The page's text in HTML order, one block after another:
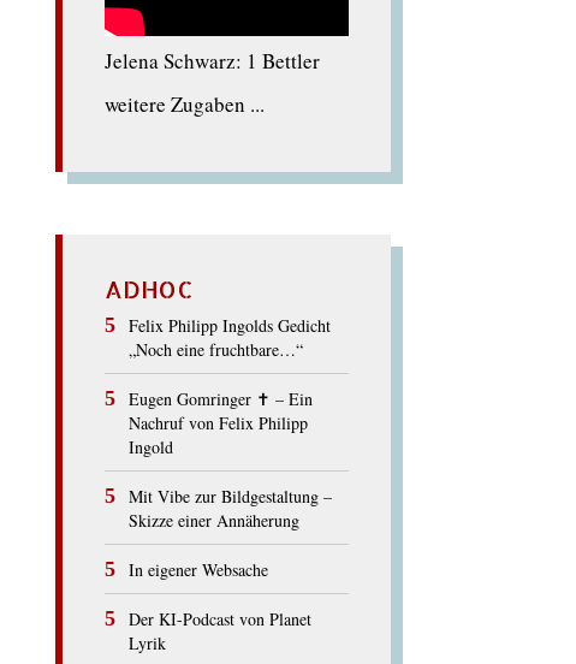
Jelena Schwarz: 1 Bettler
weitere Zugaben ...
ADHOC
Felix Philipp Ingolds Gedicht
„Noch eine fruchtbare…“
Eugen Gomringer ✝︎ – Ein
Nachruf von Felix Philipp
Ingold
Mit Vibe zur Bildgestaltung –
Skizze einer Annäherung
In eigener Websache
Der KI-Podcast von Planet
Lyrik